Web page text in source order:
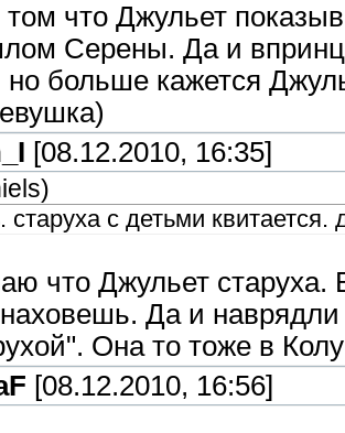
что Джульет
Серены. Да и
но больше кажется
[08.12.2010, 16:35]
)
с детьми квитается.
что Джульет старуха.
Да и
Она то тоже в
[08.12.2010, 16:56]